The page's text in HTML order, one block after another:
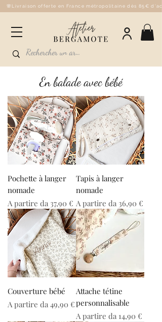
🌸Livraison offerte en France métropolitaine dès 85€
En balade avec bébé
Pochette à langer
nomade
A partire da 37,90 €
Prezzo scontato
Tapis à langer
nomade
A partire da 36,90 €
Prezzo scontato
Couverture bébé
A partire da 49,90 €
Prezzo scontato
Attache tétine
personnalisable
A partire da 14,90 €
Prezzo scontato